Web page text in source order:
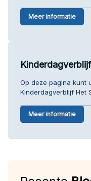
Meer informatie
Op deze pagina kunt
Kinderdagverblijf Het
Meer informatie